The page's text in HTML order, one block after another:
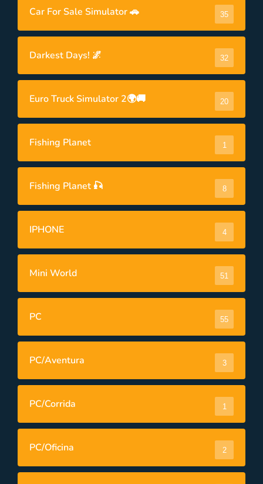
Car For Sale Simulator 🚗 35
Darkest Days! 🌌 32
Euro Truck Simulator 2🌍🚚 20
Fishing Planet 1
Fishing Planet 🎣 8
IPHONE 4
Mini World 51
PC 55
PC/Aventura 3
PC/Corrida 1
PC/Oficina 2